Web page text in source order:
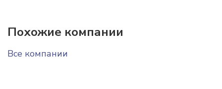
Похожие компании
Все компании